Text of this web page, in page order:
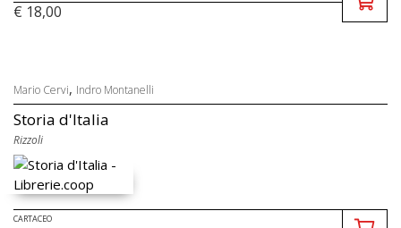
€ 18,00
Mario Cervi, Indro Montanelli
Storia d'Italia
Rizzoli
CARTACEO